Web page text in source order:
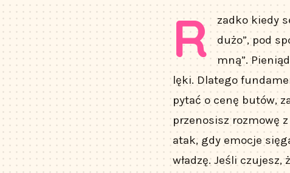
R
zadko kiedy
dużo”, pod
mną”.
lęki. Dlatego
pytać o cenę butów,
przenosisz rozmowę
atak, gdy emocje
władzę. Jeśli